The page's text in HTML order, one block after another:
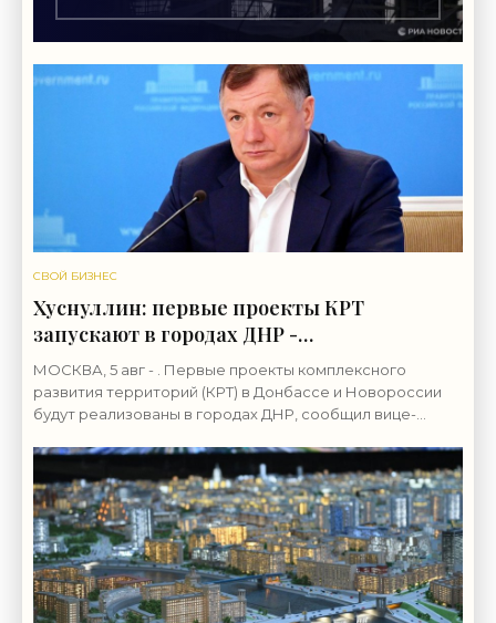
СВОЙ БИЗНЕС
Хуснуллин: первые проекты КРТ
запускают в городах ДНР -
«Строительство»
МОСКВА, 5 авг - . Первые проекты комплексного
развития территорий (КРТ) в Донбассе и Новороссии
будут реализованы в городах ДНР, сообщил вице-